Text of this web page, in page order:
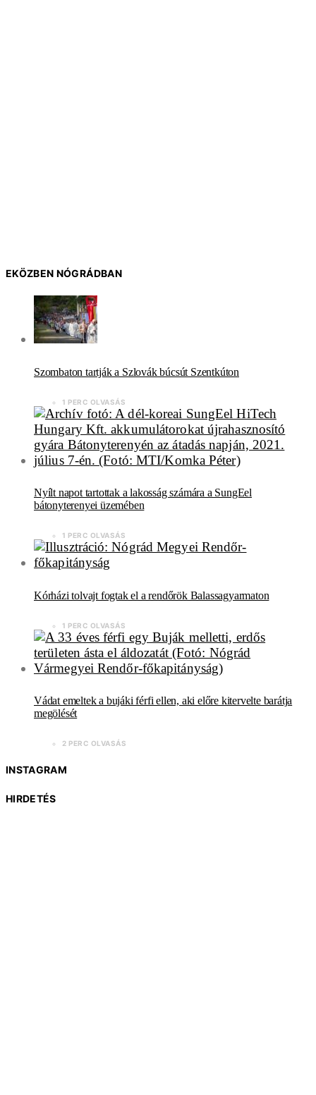
EKÖZBEN NÓGRÁDBAN
Szombaton tartják a Szlovák búcsút Szentkúton
1 PERC OLVASÁS
Nyílt napot tartottak a lakosság számára a SungEel
bátonyterenyei üzemében
1 PERC OLVASÁS
Kórházi tolvajt fogtak el a rendőrök Balassagyarmaton
1 PERC OLVASÁS
Vádat emeltek a bujáki férfi ellen, aki előre kitervelte barátja
megölését
2 PERC OLVASÁS
INSTAGRAM
HIRDETÉS